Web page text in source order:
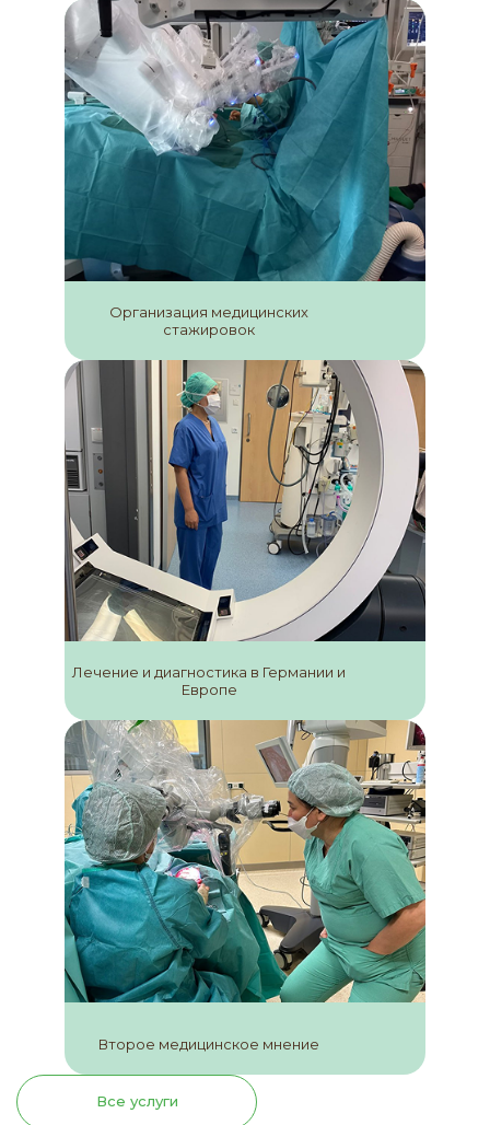
Организация медицинских
стажировок
Лечение и диагностика в Германии и
Европе
Второе медицинское мнение
Все услуги